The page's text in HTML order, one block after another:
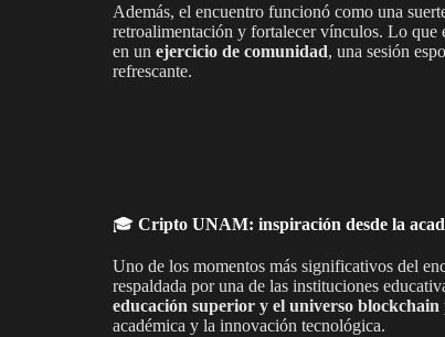
Además, el encuentro funcionó como una
retroalimentación y fortalecer vínculos. Lo que
en un ejercicio de comunidad, una sesión
refrescante.
🎓 Cripto UNAM: inspiración desde la
Uno de los momentos más significativos del
respaldada por una de las instituciones
educación superior y el universo
académica y la innovación tecnológica.